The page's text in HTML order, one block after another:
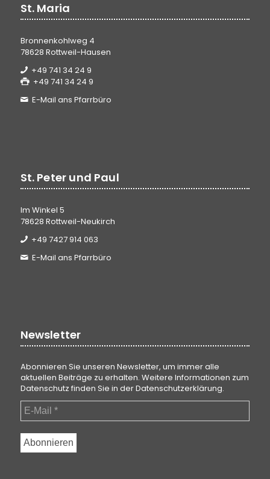
St. Maria
Bronnenkohlweg 4
78628 Rottweil-Hausen
+49 741 34 24 9
+49 741 34 24 9
E-Mail ans Pfarrbüro
St. Peter und Paul
Im Winkel 5
78628 Rottweil-Neukirch
+49 7427 914 063
E-Mail ans Pfarrbüro
Newsletter
Abonnieren Sie unseren Newsletter, um immer alle
aktuellen Beiträge zu erhalten. Weitere Informationen zum
Datenschutz finden Sie in derDatenschutzerklärung.